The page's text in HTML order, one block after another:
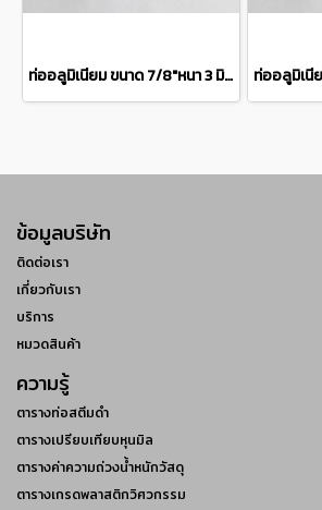
ท่ออลูมิเนียม ขนาด 7/8"หนา 3 มิล เกรด 6063 Aluminum pipe แบ่งขายความยาว 10 เซนติเมตร
ข้อมูลบริษัท
ติดต่อเรา
เกี่ยวกับเรา
บริการ
หมวดสินค้า
ความรู้
ตารางท่อสตีมดำ
ตารางเปรียบเทียบหุนมิล
ตารางค่าความถ่วงน้ำหนักวัสดุ
ตารางเกรดพลาสติกวิศวกรรม